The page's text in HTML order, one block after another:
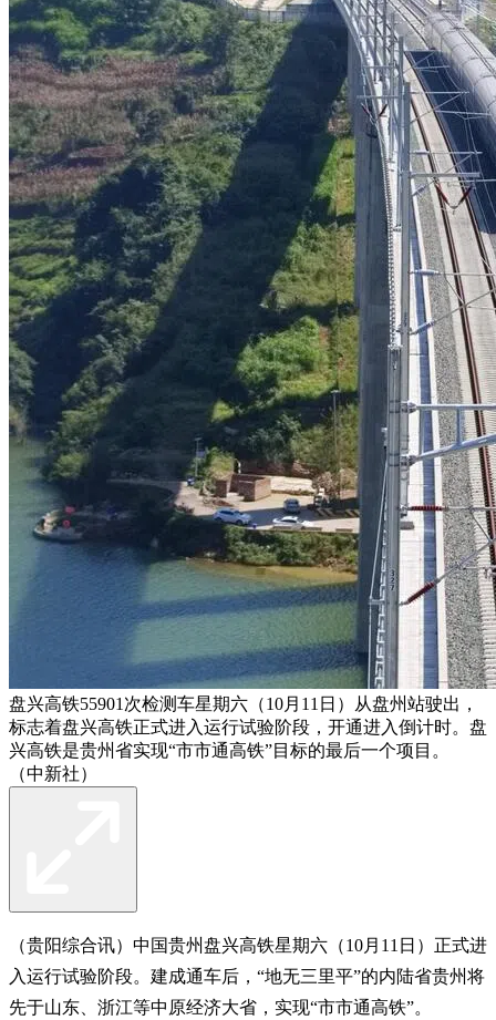
盘兴高铁55901次检测车星期六（10月11日）从盘州站驶出，
标志着盘兴高铁正式进入运行试验阶段，开通进入倒计时。盘
兴高铁是贵州省实现“市市通高铁”目标的最后一个项目。
（中新社）
（贵阳综合讯）中国贵州盘兴高铁星期六（10月11日）正式进
入运行试验阶段。建成通车后，“地无三里平”的内陆省贵州将
先于山东、浙江等中原经济大省，实现“市市通高铁”。